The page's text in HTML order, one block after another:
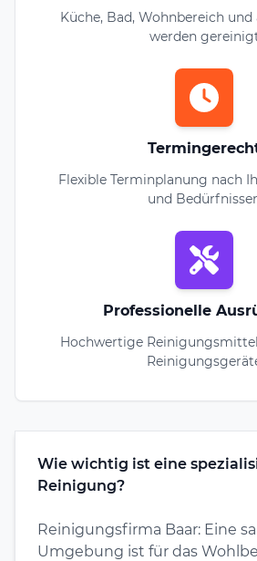
Küche, Bad, Wohnbereich und
werden
Flexible Terminplanung nach
und
Professionelle
Hochwertige
Wie wichtig ist eine
Reinigung?
Reinigungsfirma Baar: Eine
Umgebung ist für das